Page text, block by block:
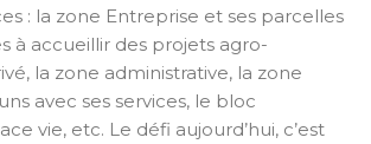
: la zone Entreprise et ses parcelles
à accueillir des projets agro-
la zone administrative, la zone
avec ses services, le bloc
vie, etc. Le défi aujourd’hui, c’est